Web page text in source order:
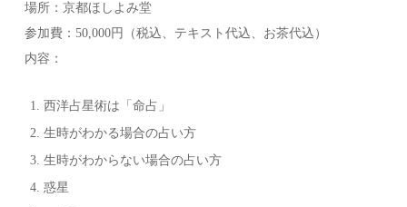
場所：京都ほしよみ堂
参加費：50,000円（税込、テキスト代込、お茶代込）
内容：
西洋占星術は「命占」
生時がわかる場合の占い方
生時がわからない場合の占い方
惑星